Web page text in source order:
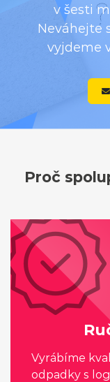
v šesti
Neváhejte
vyjdeme
Proč
Vyrábíme
odpadky s